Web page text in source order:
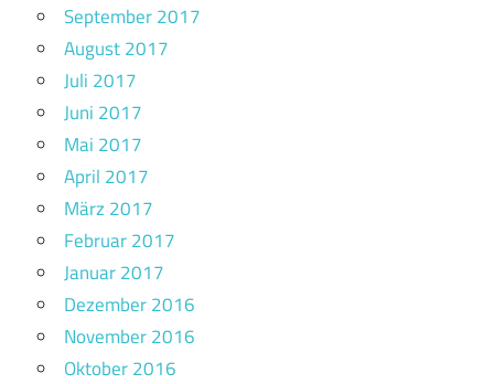
September 2017
August 2017
Juli 2017
Juni 2017
Mai 2017
April 2017
März 2017
Februar 2017
Januar 2017
Dezember 2016
November 2016
Oktober 2016